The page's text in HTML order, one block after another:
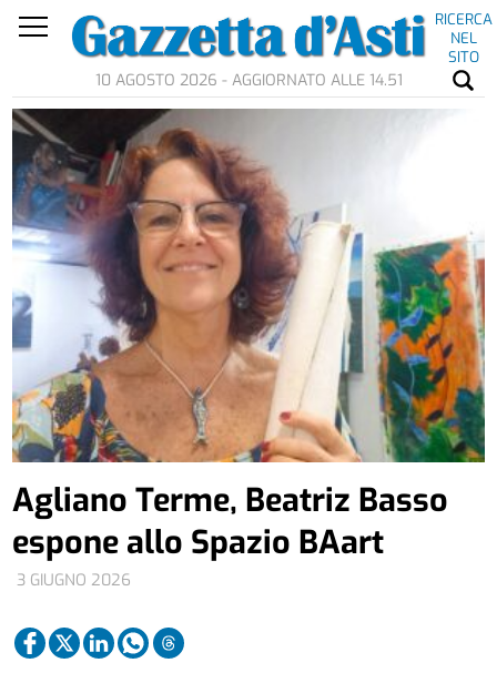
RICERCA
NEL
SITO
10 AGOSTO 2026 - AGGIORNATO ALLE 14.51
3 GIUGNO 2026
Agliano Terme, Beatriz Basso
espone allo Spazio BAart